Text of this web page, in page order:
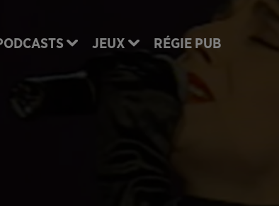
JEUX RÉGIE PUB